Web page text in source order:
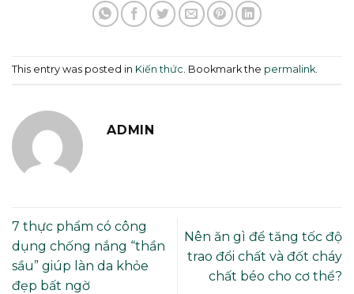
This entry was posted in Kiến thức. Bookmark the permalink.
ADMIN
7 thực phẩm có công
dụng chống nắng “thần
sầu” giúp làn da khỏe
đẹp bất ngờ
Nên ăn gì để tăng tốc độ
trao đổi chất và đốt cháy
chất béo cho cơ thể?